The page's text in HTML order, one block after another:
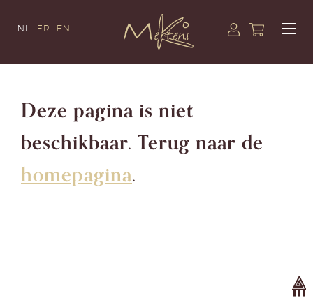
NL FR EN
Deze pagina is niet
beschikbaar. Terug naar de
homepagina.